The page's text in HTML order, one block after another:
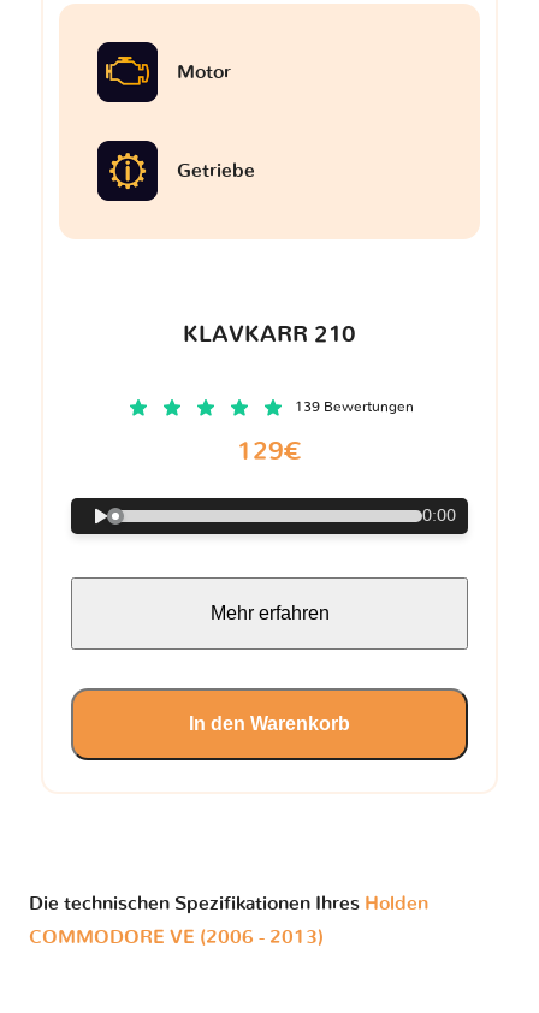
Motor
Getriebe
KLAVKARR 210
139 Bewertungen
129€
0:00
Mehr erfahren
In den Warenkorb
Die technischen Spezifikationen Ihres Holden
COMMODORE VE (2006 - 2013)